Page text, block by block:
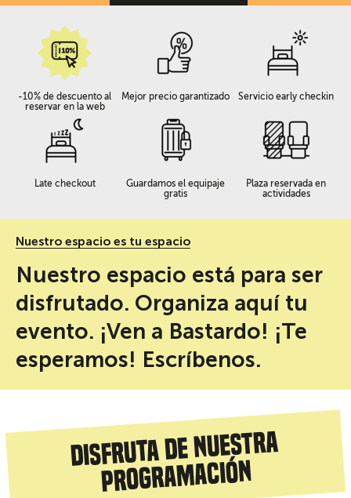
-10% de descuento al
reservar en la web
Mejor precio garantizado Servicio early checkin
Late checkout
Guardamos el equipaje
gratis
Plaza reservada en
actividades
Nuestro espacio es tu espacio
Nuestro espacio está para ser
disfrutado. Organiza aquí tu
evento. ¡Ven a Bastardo! ¡Te
esperamos! Escríbenos.
Disfruta de nuestra
programación